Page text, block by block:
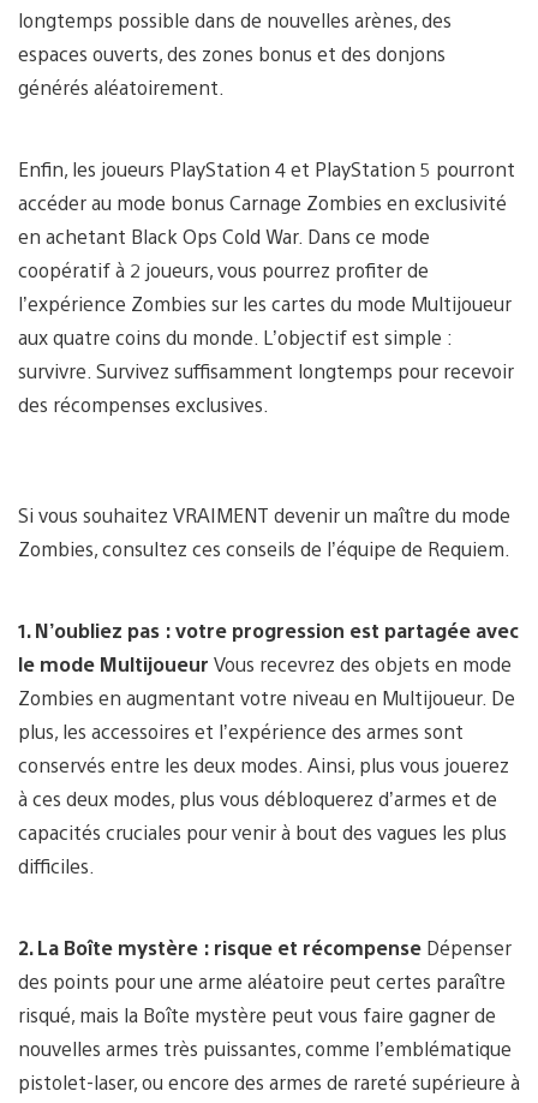
longtemps possible dans de nouvelles arènes, des
espaces ouverts, des zones bonus et des donjons
générés aléatoirement.
Enfin, les joueurs PlayStation 4 et PlayStation 5 pourront
accéder au mode bonus Carnage Zombies en exclusivité
en achetant Black Ops Cold War. Dans ce mode
coopératif à 2 joueurs, vous pourrez profiter de
l’expérience Zombies sur les cartes du mode Multijoueur
aux quatre coins du monde. L’objectif est simple :
survivre. Survivez suffisamment longtemps pour recevoir
des récompenses exclusives.
Si vous souhaitez VRAIMENT devenir un maître du mode
Zombies, consultez ces conseils de l’équipe de Requiem.
1. N’oubliez pas : votre progression est partagée avec
le mode Multijoueur Vous recevrez des objets en mode
Zombies en augmentant votre niveau en Multijoueur. De
plus, les accessoires et l’expérience des armes sont
conservés entre les deux modes. Ainsi, plus vous jouerez
à ces deux modes, plus vous débloquerez d’armes et de
capacités cruciales pour venir à bout des vagues les plus
difficiles.
2. La Boîte mystère : risque et récompense Dépenser
des points pour une arme aléatoire peut certes paraître
risqué, mais la Boîte mystère peut vous faire gagner de
nouvelles armes très puissantes, comme l’emblématique
pistolet-laser, ou encore des armes de rareté supérieure à